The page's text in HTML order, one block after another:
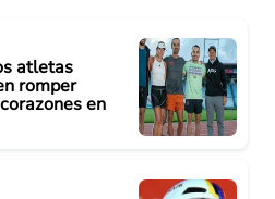
atletas
romper
en